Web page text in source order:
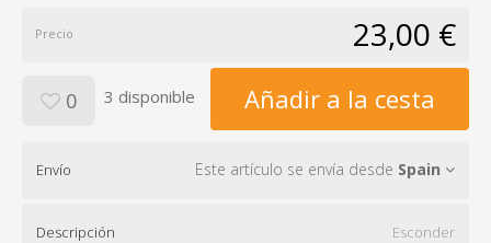
Precio 23,00 €
0 3 disponible Añadir a la cesta
Envío Este artículo se envía desde Spain
Descripción Esconder